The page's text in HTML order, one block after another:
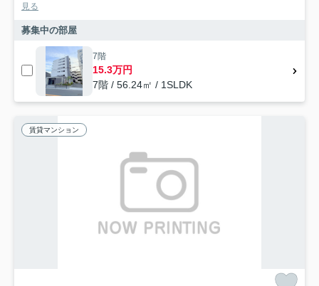
見る
募集中の部屋
7階
15.3万円
7階 / 56.24㎡ / 1SLDK
賃貸マンション